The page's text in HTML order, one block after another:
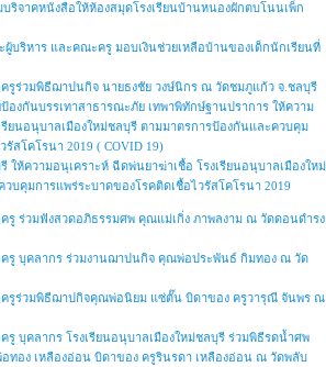
ริจาคหนังสือให้ห้องสมุดโรงเรียนบ้านหนองผักตบโนนเพ็ก
บริหาร และคณะครู มอบเงินช่วยเหลือบ้านของเด็กนักเรียนที่
รูร่วมพิธีฌาปนกิจ นายธงชัย วงษ์นิกร ณ วัดชมภูแก้ว จ.ชลบุรี
องกันบรรเทาสาธารณะภัย เทพาพิทักษ์ฐานปราการ ให้ความ
รียนอนุบาลเมืองใหม่ชลบุรี ตามมาตรการป้องกันและควบคุม
สโคโรนา 2019 ( COVID 19)
ให้ความอนุเคราะห์ ฉีดพ่นยาฆ่าเชื้อ โรงเรียนอนุบาลเมืองใหม่
บคุมการแพร่ระบาดของโรคติดเชื้อไวรัสโคโรนา 2019
รู ร่วมฟังสวดอภิธรรมศพ คุณแม่เกิ่ง ภาพลงาม ณ วัดดอนดำรง
ครู บุคลากร ร่วมงานฌาปนกิจ คุณพ่อประพันธ์ กิมทอง ณ วัด
ครูร่วมพิธีฌาปกิจคุณพ่อนิยม แซ่ตั๊น บิดาของ ครูวารุณี จันพร ณ
รู บุคลากร โรงเรียนอนุบาลเมืองใหม่ชลบุรี ร่วมพิธีรดน้ำศพ
ทอง เหลืองอ่อน บิดาของ ครูรินรดา เหลืองอ่อน ณ วัดพลับ